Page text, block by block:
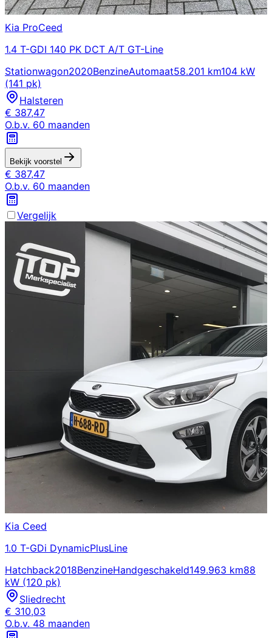
Kia ProCeed
1.4 T-GDI 140 PK DCT A/T GT-Line
Stationwagon2020BenzineAutomaat58.201 km104 kW
(141 pk)
Halsteren
€ 387,47
O.b.v. 60 maanden
Bekijk voorstel
€ 387,47
O.b.v. 60 maanden
Vergelijk
Kia Ceed
1.0 T-GDi DynamicPlusLine
Hatchback2018BenzineHandgeschakeld149.963 km88
kW (120 pk)
Sliedrecht
€ 310,03
O.b.v. 48 maanden